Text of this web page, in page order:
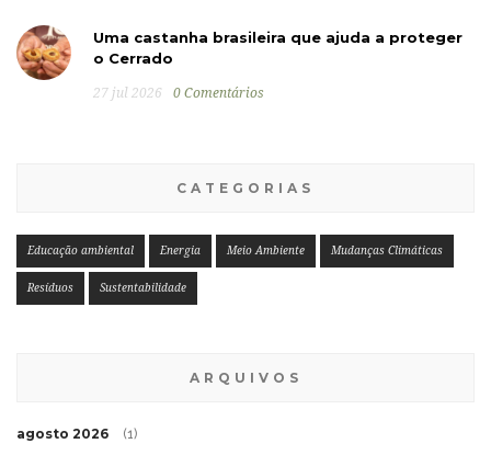
Uma castanha brasileira que ajuda a proteger
o Cerrado
27 jul 2026 0 Comentários
CATEGORIAS
Educação ambiental Energia Meio Ambiente Mudanças Climáticas
Resíduos Sustentabilidade
ARQUIVOS
agosto 2026 (1)